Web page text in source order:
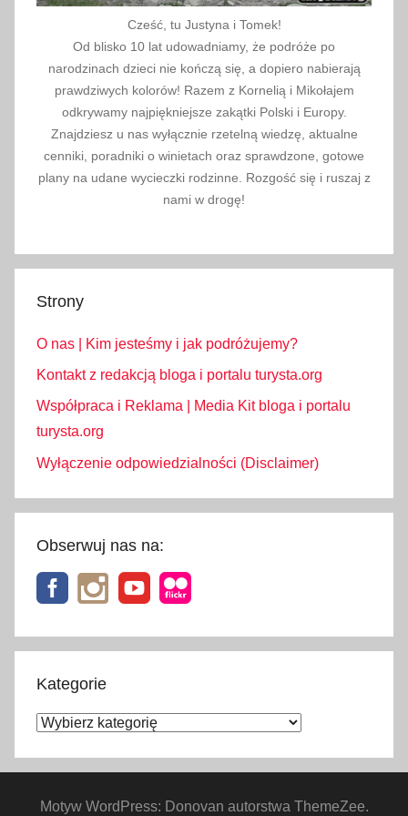
Cześć, tu Justyna i Tomek!
Od blisko 10 lat udowadniamy, że podróże po
narodzinach dzieci nie kończą się, a dopiero nabierają
prawdziwych kolorów! Razem z Kornelią i Mikołajem
odkrywamy najpiękniejsze zakątki Polski i Europy.
Znajdziesz u nas wyłącznie rzetelną wiedzę, aktualne
cenniki, poradniki o winietach oraz sprawdzone, gotowe
plany na udane wycieczki rodzinne. Rozgość się i ruszaj z
nami w drogę!
Strony
O nas | Kim jesteśmy i jak podróżujemy?
Kontakt z redakcją bloga i portalu turysta.org
Współpraca i Reklama | Media Kit bloga i portalu
turysta.org
Wyłączenie odpowiedzialności (Disclaimer)
Obserwuj nas na:
Kategorie
Kategorie
Motyw WordPress: Donovan autorstwa ThemeZee.